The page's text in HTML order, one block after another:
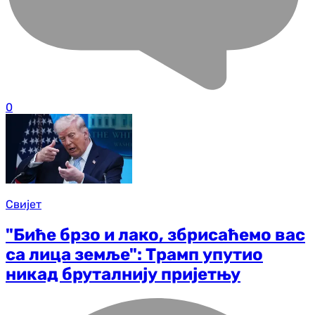
0
Свијет
"Биће брзо и лако, збрисаћемо вас
са лица земље": Трамп упутио
никад бруталнију пријетњу